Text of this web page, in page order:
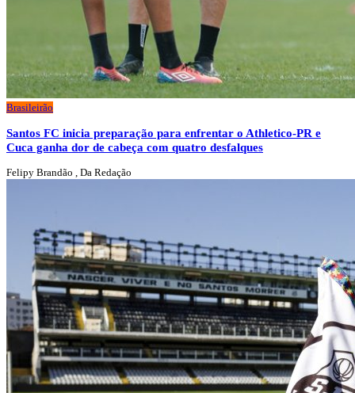
Brasileirão
Santos FC inicia preparação para enfrentar o Athletico-PR e
Cuca ganha dor de cabeça com quatro desfalques
Felipy Brandão , Da Redação